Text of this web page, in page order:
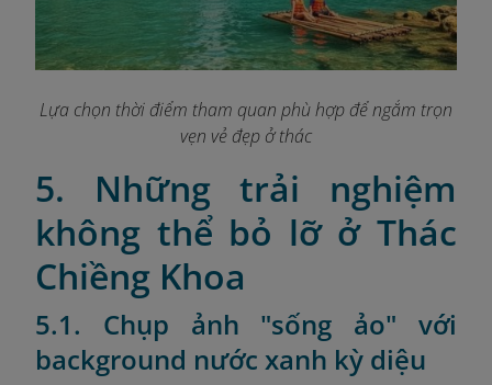
Lựa chọn thời điểm tham quan phù hợp để ngắm trọn
vẹn vẻ đẹp ở thác
5. Những trải nghiệm
không thể bỏ lỡ ở Thác
Chiềng Khoa
5.1. Chụp ảnh "sống ảo" với
background nước xanh kỳ diệu